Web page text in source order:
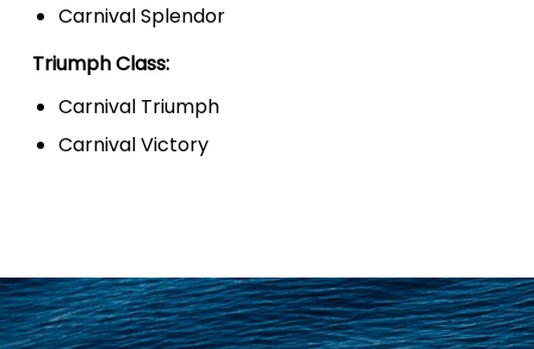
Carnival Splendor
Triumph Class:
Carnival Triumph
Carnival Victory